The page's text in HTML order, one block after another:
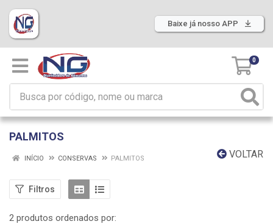
Baixe já nosso APP
0
PALMITOS
VOLTAR
INÍCIO CONSERVAS PALMITOS
Filtros
2 produtos ordenados por: